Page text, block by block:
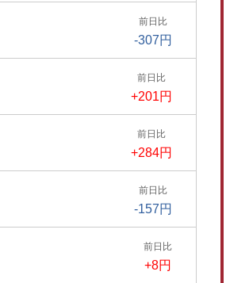
前日比
-307円
前日比
+201円
前日比
+284円
前日比
-157円
前日比
+8円